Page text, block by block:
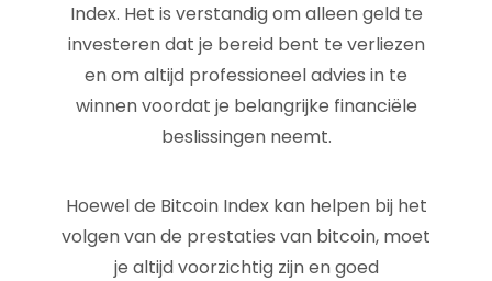
Index. Het is verstandig om alleen geld te
investeren dat je bereid bent te verliezen
en om altijd professioneel advies in te
winnen voordat je belangrijke financiële
beslissingen neemt.
Hoewel de Bitcoin Index kan helpen bij het
volgen van de prestaties van bitcoin, moet
je altijd voorzichtig zijn en goed